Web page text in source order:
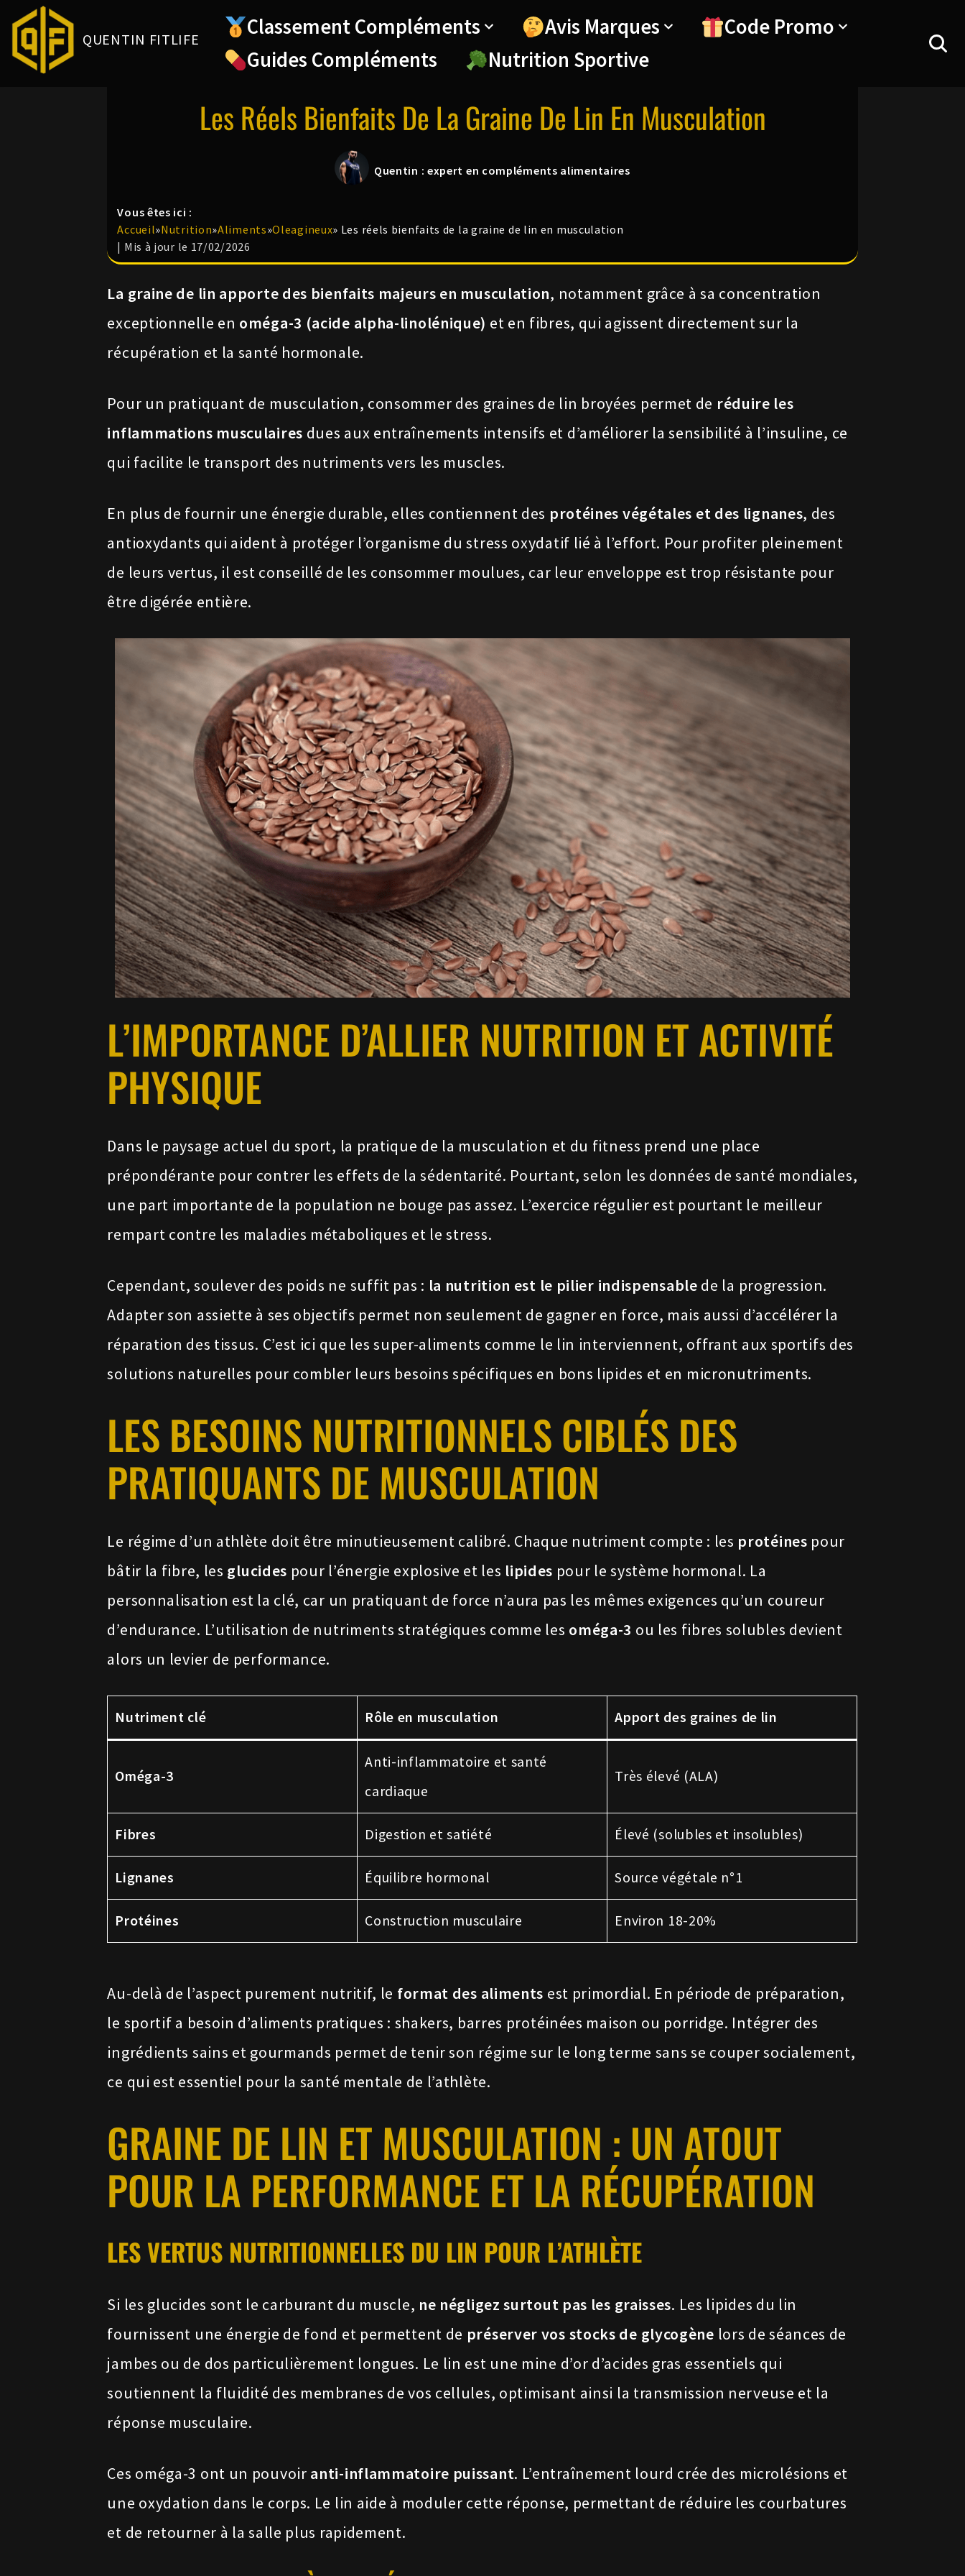
Aller
QUENTIN FITLIFE Classement Compléments Avis Marques
Code Promo
Guides Compléments
Nutrition Sportive
Les Réels Bienfaits De La Graine De Lin En Musculation
Quentin : expert en compléments alimentaires
Vous êtes ici :
Accueil»Nutrition»Aliments»Oleagineux» Les réels bienfaits de la graine de lin en musculation
| Mis à jour le 17/02/2026
La graine de lin apporte des bienfaits majeurs en musculation, notamment grâce à sa concentration
exceptionnelle en oméga-3 (acide alpha-linolénique) et en fibres, qui agissent directement sur la
récupération et la santé hormonale.
Pour un pratiquant de musculation, consommer des graines de lin broyées permet de réduire les
inflammations musculaires dues aux entraînements intensifs et d’améliorer la sensibilité à l’insuline, ce
qui facilite le transport des nutriments vers les muscles.
En plus de fournir une énergie durable, elles contiennent des protéines végétales et des lignanes, des
antioxydants qui aident à protéger l’organisme du stress oxydatif lié à l’effort. Pour profiter pleinement
de leurs vertus, il est conseillé de les consommer moulues, car leur enveloppe est trop résistante pour
être digérée entière.
L’IMPORTANCE D’ALLIER NUTRITION ET ACTIVITÉ
PHYSIQUE
Dans le paysage actuel du sport, la pratique de la musculation et du fitness prend une place
prépondérante pour contrer les effets de la sédentarité. Pourtant, selon les données de santé mondiales,
une part importante de la population ne bouge pas assez. L’exercice régulier est pourtant le meilleur
rempart contre les maladies métaboliques et le stress.
Cependant, soulever des poids ne suffit pas : la nutrition est le pilier indispensable de la progression.
Adapter son assiette à ses objectifs permet non seulement de gagner en force, mais aussi d’accélérer la
réparation des tissus. C’est ici que les super-aliments comme le lin interviennent, offrant aux sportifs des
solutions naturelles pour combler leurs besoins spécifiques en bons lipides et en micronutriments.
LES BESOINS NUTRITIONNELS CIBLÉS DES
PRATIQUANTS DE MUSCULATION
Le régime d’un athlète doit être minutieusement calibré. Chaque nutriment compte : les protéines pour
bâtir la fibre, les glucides pour l’énergie explosive et les lipides pour le système hormonal. La
personnalisation est la clé, car un pratiquant de force n’aura pas les mêmes exigences qu’un coureur
d’endurance. L’utilisation de nutriments stratégiques comme les oméga-3 ou les fibres solubles devient
alors un levier de performance.
Nutriment clé Rôle en musculation Apport des graines de lin
Oméga-3
Anti-inflammatoire et santé
cardiaque
Très élevé (ALA)
Fibres Digestion et satiété Élevé (solubles et insolubles)
Lignanes Équilibre hormonal Source végétale n°1
Protéines Construction musculaire Environ 18-20%
Au-delà de l’aspect purement nutritif, le format des aliments est primordial. En période de préparation,
le sportif a besoin d’aliments pratiques : shakers, barres protéinées maison ou porridge. Intégrer des
ingrédients sains et gourmands permet de tenir son régime sur le long terme sans se couper socialement,
ce qui est essentiel pour la santé mentale de l’athlète.
GRAINE DE LIN ET MUSCULATION : UN ATOUT
POUR LA PERFORMANCE ET LA RÉCUPÉRATION
LES VERTUS NUTRITIONNELLES DU LIN POUR L’ATHLÈTE
Si les glucides sont le carburant du muscle, ne négligez surtout pas les graisses. Les lipides du lin
fournissent une énergie de fond et permettent de préserver vos stocks de glycogène lors de séances de
jambes ou de dos particulièrement longues. Le lin est une mine d’or d’acides gras essentiels qui
soutiennent la fluidité des membranes de vos cellules, optimisant ainsi la transmission nerveuse et la
réponse musculaire.
Ces oméga-3 ont un pouvoir anti-inflammatoire puissant. L’entraînement lourd crée des microlésions et
une oxydation dans le corps. Le lin aide à moduler cette réponse, permettant de réduire les courbatures
et de retourner à la salle plus rapidement.